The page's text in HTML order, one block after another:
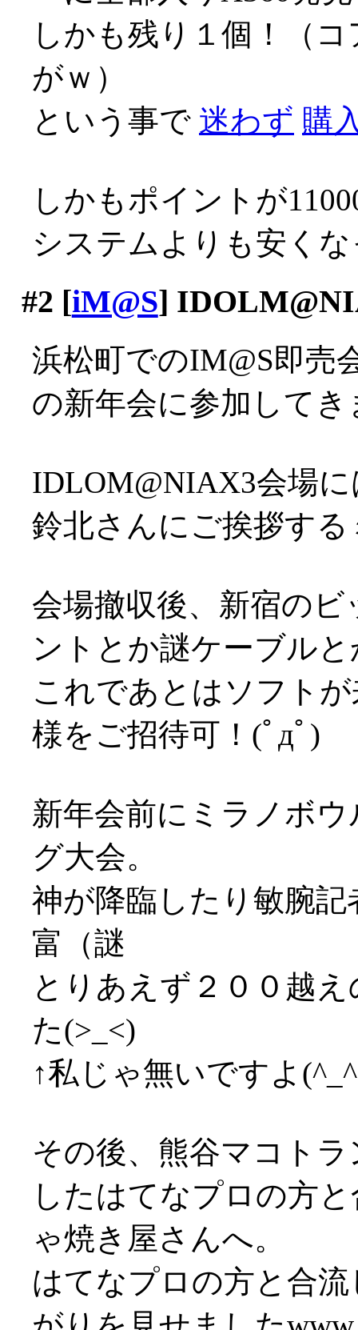
しかも残り１個！（
がｗ）
という事で 迷わず 購
しかもポイントが
システムよりも安く
#2 [iM@S]
浜松町でのIM@S即売
の新年会に参加してき
IDLOM@NIAX3会場
鈴北さんにご挨拶す
会場撤収後、新宿の
ントとか謎ケーブル
これであとはソフト
様をご招待可！(ﾟдﾟ)
新年会前にミラノボ
グ大会。
神が降臨したり敏腕
富（謎
とりあえず２００越
た(>_<)
↑私じゃ無いですよ
その後、熊谷マコト
したはてなプロの方
ゃ焼き屋さんへ。
はてなプロの方と合